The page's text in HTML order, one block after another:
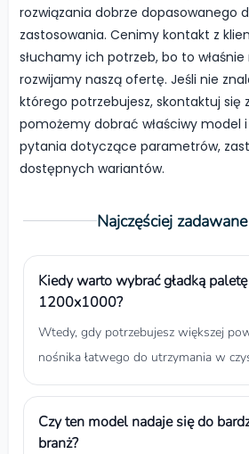
rozwiązania dobrze dopasowanego
zastosowania. Cenimy kontakt z
słuchamy ich potrzeb, bo to
rozwijamy naszą ofertę. Jeśli nie
którego potrzebujesz, skontaktuj się
pomożemy dobrać właściwy model
pytania dotyczące parametrów,
dostępnych wariantów.
Najczęściej
Kiedy warto wybrać gładką
1200x1000?
Wtedy, gdy potrzebujesz większej
nośnika łatwego do utrzymania w
Czy ten model nadaje się do
branż?